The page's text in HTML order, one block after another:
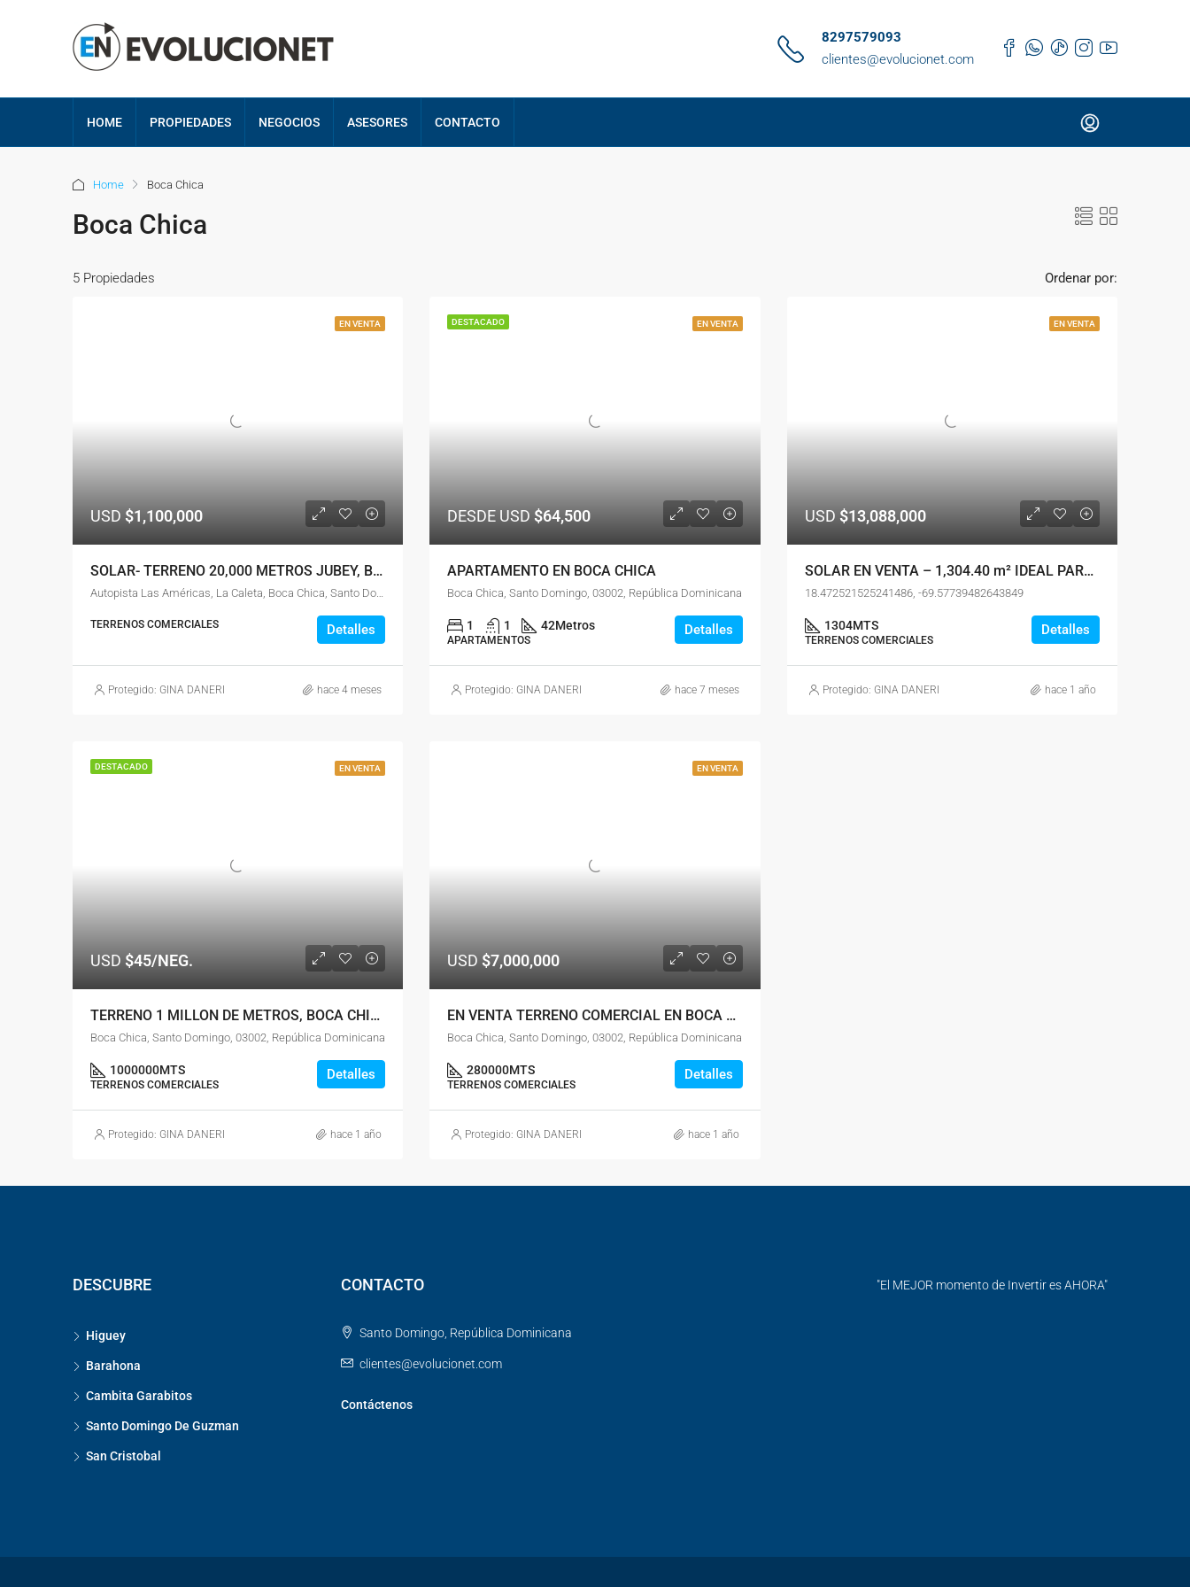
8297579093
clientes@evolucionet.com
HOME PROPIEDADES NEGOCIOS ASESORES CONTACTO
Home Boca Chica
Boca Chica
5 Propiedades Ordenar por:
EN VENTA
USD $1,100,000
SOLAR- TERRENO 20,000 METROS JUBEY, BOCA CHICA
TERRENOS COMERCIALES Detalles
Protegido: GINA DANERI hace 4 meses
DESTACADO EN VENTA
DESDE USD $64,500
APARTAMENTO EN BOCA CHICA
Boca Chica, Santo Domingo, 03002, República Dominicana
1 1 42Metros
APARTAMENTOS
Detalles
Protegido: GINA DANERI hace 7 meses
EN VENTA
USD $13,088,000
SOLAR EN VENTA – 1,304.40 m² IDEAL PARA PLAZA COMERCIAL
18.472521525241486, -69.57739482643849
1304MTS
TERRENOS COMERCIALES
Detalles
Protegido: GINA DANERI hace 1 año
DESTACADO EN VENTA
USD $45/NEG.
TERRENO 1 MILLON DE METROS, BOCA CHICA, SANTO DOMINGO
Boca Chica, Santo Domingo, 03002, República Dominicana
1000000MTS
TERRENOS COMERCIALES
Detalles
Protegido: GINA DANERI hace 1 año
EN VENTA
USD $7,000,000
EN VENTA TERRENO COMERCIAL EN BOCA CHICA
Boca Chica, Santo Domingo, 03002, República Dominicana
280000MTS
TERRENOS COMERCIALES
Detalles
Protegido: GINA DANERI hace 1 año
DESCUBRE
Higuey
Barahona
Cambita Garabitos
Santo Domingo De Guzman
San Cristobal
CONTACTO
Santo Domingo, República Dominicana
clientes@evolucionet.com
Contáctenos
"El MEJOR momento de Invertir es AHORA"